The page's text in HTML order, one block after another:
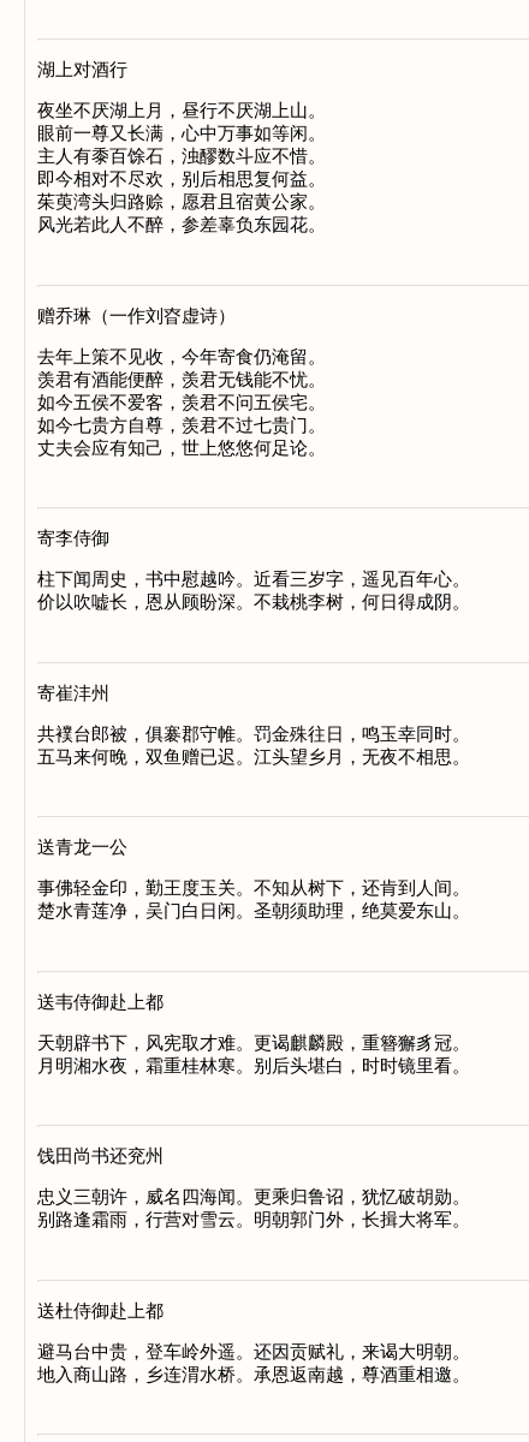
湖上对酒行
夜坐不厌湖上月，昼行不厌湖上山。
眼前一尊又长满，心中万事如等闲。
主人有黍百馀石，浊醪数斗应不惜。
即今相对不尽欢，别后相思复何益。
茱萸湾头归路赊，愿君且宿黄公家。
赠乔琳（一作刘昚虚诗）
去年上策不见收，今年寄食仍淹留。
羡君有酒能便醉，羡君无钱能不忧。
如今五侯不爱客，羡君不问五侯宅。
如今七贵方自尊，羡君不过七贵门。
寄李侍御
柱下闻周史，书中慰越吟。近看三岁字，遥见百年心。
寄崔沣州
共襆台郎被，俱褰郡守帷。罚金殊往日，鸣玉幸同时。
送青龙一公
事佛轻金印，勤王度玉关。不知从树下，还肯到人间。
送韦侍御赴上都
天朝辟书下，风宪取才难。更谒麒麟殿，重簪獬豸冠。
饯田尚书还兖州
忠义三朝许，威名四海闻。更乘归鲁诏，犹忆破胡勋。
送杜侍御赴上都
避马台中贵，登车岭外遥。还因贡赋礼，来谒大明朝。